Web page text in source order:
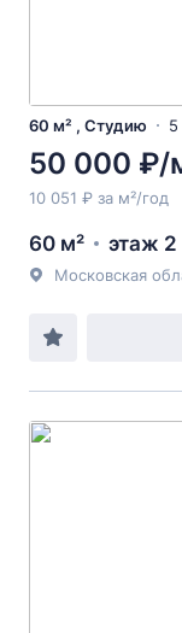
60 м² , Студию 5
50 000 ₽/
10 051 ₽ за м²/год
60 м² этаж 2
Московская